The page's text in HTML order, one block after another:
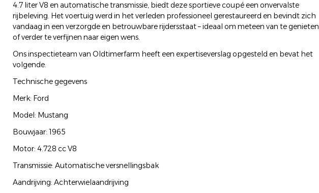
4.7 liter V8 en automatische transmissie, biedt deze sportieve coupé een onvervalste
rijbeleving. Het voertuig werd in het verleden professioneel gerestaureerd en bevindt zich
vandaag in een verzorgde en betrouwbare rijdersstaat – ideaal om meteen van te genieten
of verder te verfijnen naar eigen wens.
Ons inspectieteam van Oldtimerfarm heeft een expertiseverslag opgesteld en bevat het
volgende.
Technische gegevens
Merk: Ford
Model: Mustang
Bouwjaar: 1965
Motor: 4.728 cc V8
Transmissie: Automatische versnellingsbak
Aandrijving: Achterwielaandrijving